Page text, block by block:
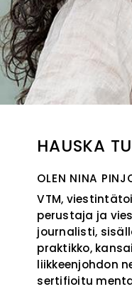
HAUSKA
OLEN NINA
VTM,
perustaja ja
journalisti,
praktikko,
liikkeenjohdon
sertifioitu